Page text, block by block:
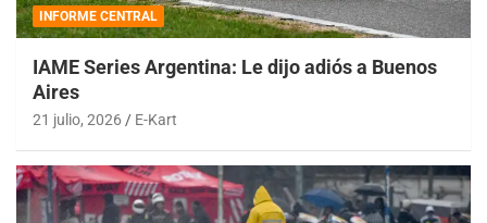
INFORME CENTRAL
IAME Series Argentina: Le dijo adiós a Buenos
Aires
21 julio, 2026 E-Kart